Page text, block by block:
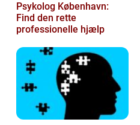
Psykolog København:
Find den rette
professionelle hjælp